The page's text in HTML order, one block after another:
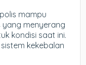
mampu
menyerang
kondisi saat ini.
kekebalan